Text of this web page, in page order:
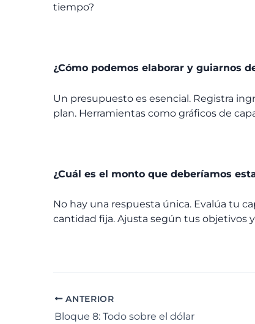
tiempo?
¿Cómo podemos elaborar y guiarnos
Un presupuesto es esencial. Registra
plan. Herramientas como gráficos de
¿Cuál es el monto que deberíamos
No hay una respuesta única. Evalúa tu
cantidad fija. Ajusta según tus objetivos
ANTERIOR
Bloque 8: Todo sobre el dólar